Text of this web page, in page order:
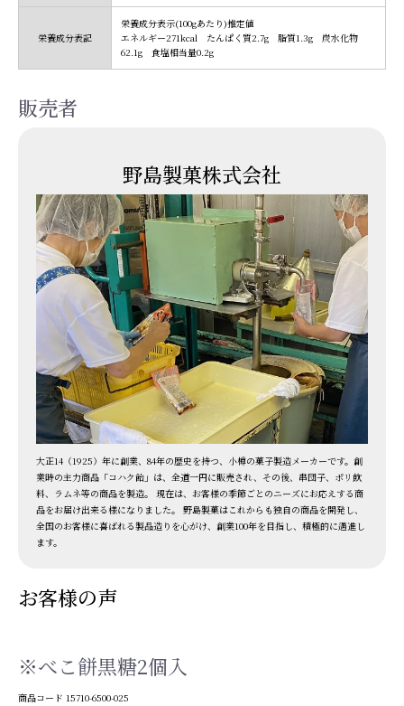
栄養成分表記
栄養成分表示(100gあたり)推定値
エネルギー271kcal たんぱく質2.7g 脂質1.3g 炭水化物
62.1g 食塩相当量0.2g
販売者
野島製菓株式会社
大正14（1925）年に創業、84年の歴史を持つ、小樽の菓子製造メーカーです。創
業時の主力商品「コハク飴」は、全道一円に販売され、その後、串団子、ポリ飲
料、ラムネ等の商品を製造。 現在は、お客様の季節ごとのニーズにお応えする商
品をお届け出来る様になりました。 野島製菓はこれからも独自の商品を開発し、
全国のお客様に喜ばれる製品造りを心がけ、創業100年を目指し、積極的に邁進し
ます。
お客様の声
※べこ餅黒糖2個入
商品コード 15710-6500-025